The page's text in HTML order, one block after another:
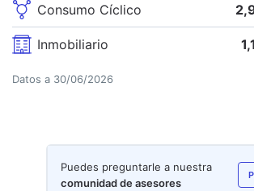
Consumo Cíclico
Inmobiliario 1,1
Datos a 30/06/2026
Puedes preguntarle a nuestra
comunidad de asesores